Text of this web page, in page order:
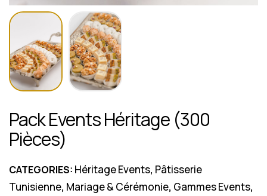
Pack Events Héritage (300
Pièces)
CATEGORIES: Héritage Events, Pâtisserie
Tunisienne, Mariage & Cérémonie, Gammes Events,